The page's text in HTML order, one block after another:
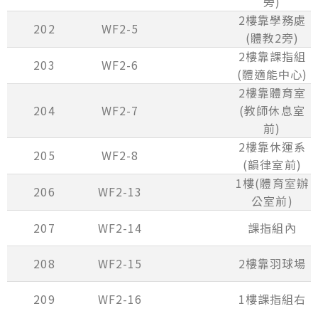
202
WF2-5
2樓靠學務處
(體教2旁)
203
WF2-6
2樓靠課指組
(體適能中心)
204 WF2-7
2樓靠體育室
(教師休息室
前)
205
WF2-8
2樓靠休運系
(韻律室前)
206
WF2-13
1樓(體育室辦
公室前)
207
WF2-14 課指組內
208 WF2-15 2樓靠羽球場
209 WF2-16 1樓課指組右